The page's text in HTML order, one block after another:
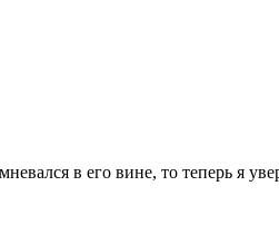
в его вине, то теперь я